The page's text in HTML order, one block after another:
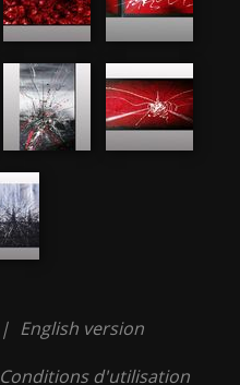
| English version
Conditions d'utilisation